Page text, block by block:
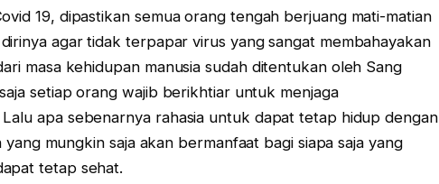
19, dipastikan semua orang tengah berjuang mati-matian
agar tidak terpapar virus yang sangat membahayakan
masa kehidupan manusia sudah ditentukan oleh Sang
setiap orang wajib berikhtiar untuk menjaga
apa sebenarnya rahasia untuk dapat tetap hidup dengan
mungkin saja akan bermanfaat bagi siapa saja yang
tetap sehat.